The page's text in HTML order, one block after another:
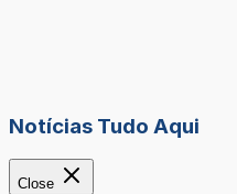
Notícias Tudo Aqui
Close